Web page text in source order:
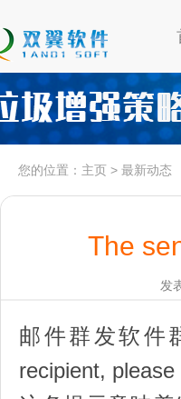
您的位置： 主页 > 最新动态
The
发
邮件群发软件
recipient,